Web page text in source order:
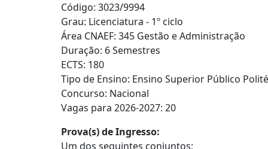
Código: 3023/9994
Grau: Licenciatura - 1º ciclo
Área CNAEF: 345 Gestão e Administração
Duração: 6 Semestres
ECTS: 180
Tipo de Ensino: Ensino Superior Público
Concurso: Nacional
Vagas para 2026-2027: 20
Prova(s) de Ingresso:
Um dos seguintes conjuntos: